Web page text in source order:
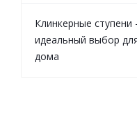
Клинкерные ступени
идеальный выбор
дома